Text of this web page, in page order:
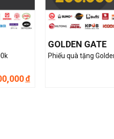
đ
GOLDEN GATE
Phiếu quà tặng